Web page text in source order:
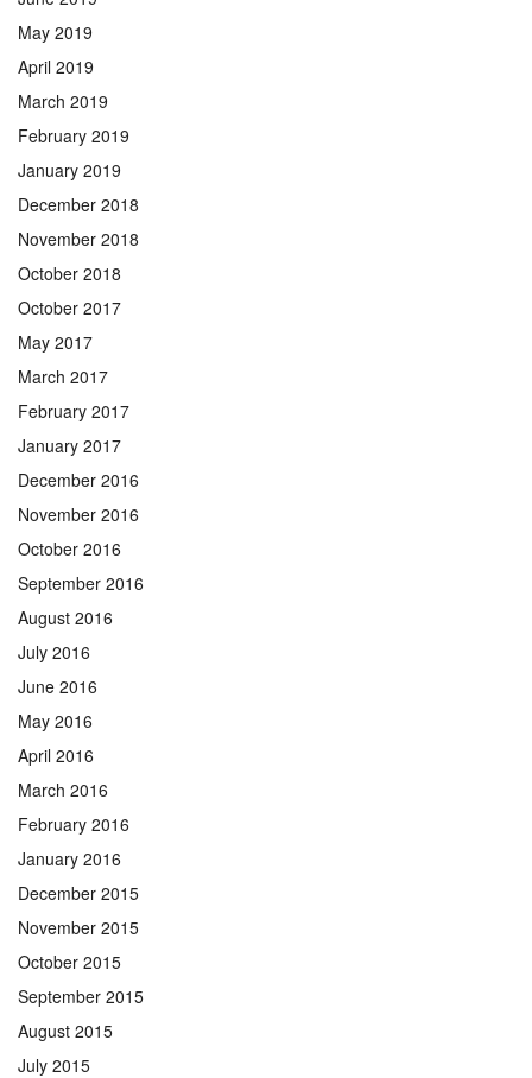
May 2019
April 2019
March 2019
February 2019
January 2019
December 2018
November 2018
October 2018
October 2017
May 2017
March 2017
February 2017
January 2017
December 2016
November 2016
October 2016
September 2016
August 2016
July 2016
June 2016
May 2016
April 2016
March 2016
February 2016
January 2016
December 2015
November 2015
October 2015
September 2015
August 2015
July 2015